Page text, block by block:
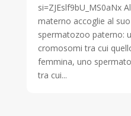
si=ZJEslf9bU_MS0aNx
materno accoglie al
spermatozoo paterno:
cromosomi tra cui
femmina, uno
tra cui...